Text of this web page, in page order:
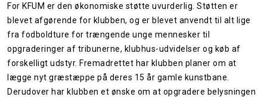
For KFUM er den økonomiske støtte uvurderlig. Støtten er
blevet afgørende for klubben, og er blevet anvendt til alt lige
fra fodboldture for trængende unge mennesker til
opgraderinger af tribunerne, klubhus-udvidelser og køb af
forskelligt udstyr. Fremadrettet har klubben planer om at
lægge nyt græstæppe på deres 15 år gamle kunstbane.
Derudover har klubben et ønske om at opgradere belysningen